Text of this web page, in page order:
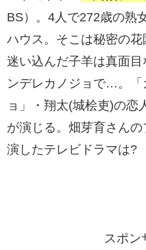
BS）。4人で272歳の熟
ハウス。そこは秘密の
迷い込んだ子羊は真面
ンデレカノジョで…。「
ョ」・翔太(城桧吏)の恋
が演じる。畑芽育さん
演したテレビドラマは?
スポン